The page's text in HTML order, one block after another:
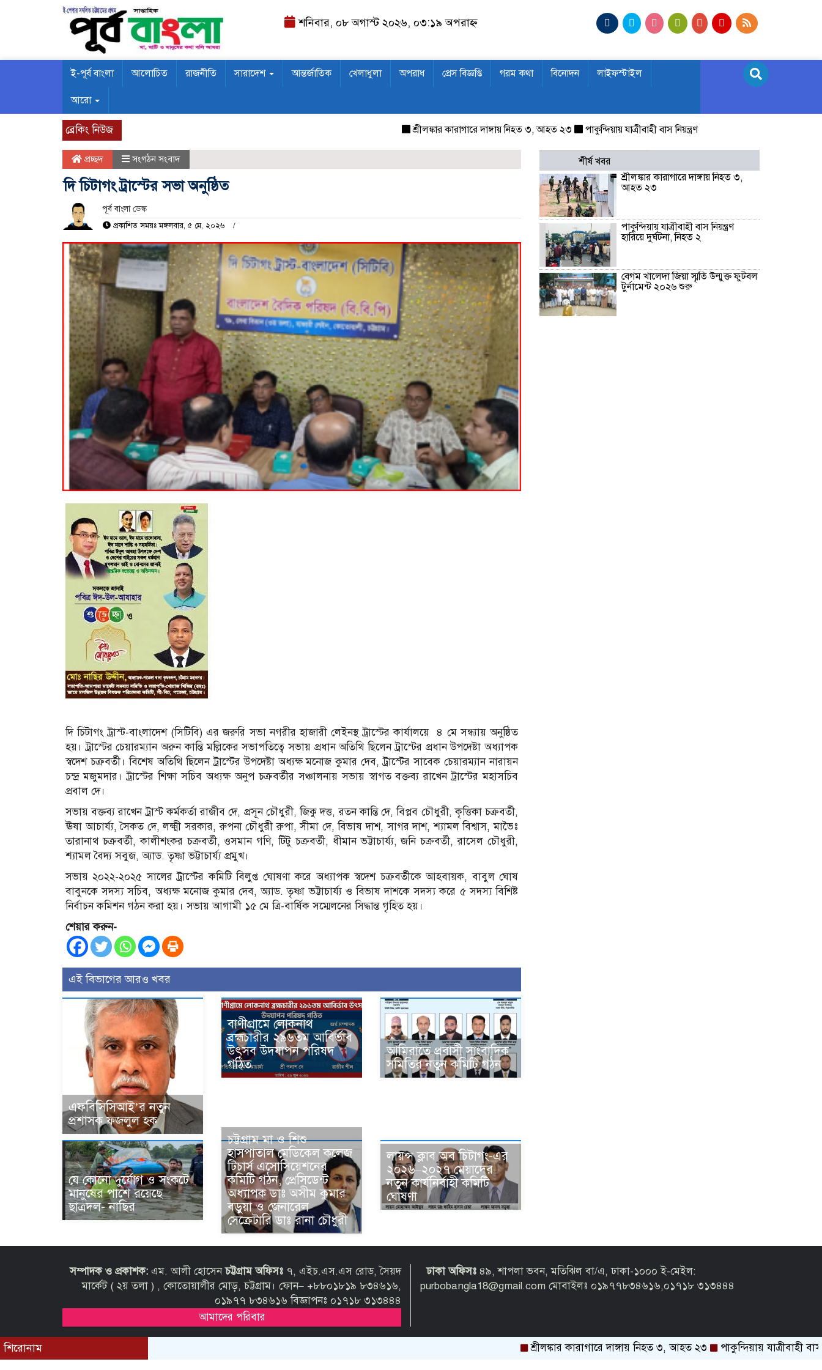
শনিবার, ০৮ অগাস্ট ২০২৬, ০৩:১৯ অপরাহ্ন
ই-পূর্ব বাংলা আলোচিত রাজনীতি সারাদেশ আন্তর্জাতিক খেলাধুলা অপরাধ প্রেস বিজ্ঞপ্তি গরম কথা বিনোদন লাইফস্টাইল
আরো
ব্রেকিং নিউজ শ্রীলঙ্কার কারাগারে দাঙ্গায় নিহত ৩, আহত ২৩ পাকুন্দিয়ায় যাত্রীবাহী বাস নিয়ন্ত্রণ হারিয়ে দুর্ঘটনা, নিহত ২
প্রচ্ছদ সংগঠন সংবাদ
দি চিটাগং ট্রাস্টের সভা অনুষ্ঠিত
পূর্ব বাংলা ডেস্ক
প্রকাশিত সময়ঃ মঙ্গলবার, ৫ মে, ২০২৬
দি চিটাগং ট্রাস্ট-বাংলাদেশ (সিটিবি) এর জরুরি সভা নগরীর হাজারী লেইনস্থ ট্রাস্টের কার্যালয়ে ৪ মে সন্ধ্যায় অনুষ্ঠিত
হয়। ট্রাস্টের চেয়ারম্যান অরুন কান্তি মল্লিকের সভাপতিত্বে সভায় প্রধান অতিথি ছিলেন ট্রাস্টের প্রধান উপদেষ্টা অধ্যাপক
স্বদেশ চক্রবর্তী। বিশেষ অতিথি ছিলেন ট্রাস্টের উপদেষ্টা অধ্যক্ষ মনোজ কুমার দেব, ট্রাস্টের সাবেক চেয়ারম্যান নারায়ন
চন্দ্র মজুমদার। ট্রাস্টের শিক্ষা সচিব অধ্যক্ষ অনুপ চক্রবর্তীর সঞ্চালনায় সভায় স্বাগত বক্তব্য রাখেন ট্রাস্টের মহাসচিব
প্রবাল দে।
সভায় বক্তব্য রাখেন ট্রাস্ট কর্মকর্তা রাজীব দে, প্রসূন চৌধুরী, জিকু দত্ত, রতন কান্তি দে, বিপ্লব চৌধুরী, কৃত্তিকা চক্রবর্তী,
ঊষা আচার্য্য, সৈকত দে, লক্ষ্মী সরকার, রুপনা চৌধুরী রুপা, সীমা দে, বিভাষ দাশ, সাগর দাশ, শ্যামল বিশ্বাস, মাভৈঃ
তারানাথ চক্রবর্তী, কালীশংকর চক্রবর্তী, ওসমান গণি, টিটু চক্রবর্তী, ধীমান ভট্টাচার্য্য, জনি চক্রবর্তী, রাসেল চৌধুরী,
শ্যামল বৈদ্য সবুজ, অ্যাড. তৃষ্ণা ভট্টাচার্য্য প্রমুখ।
সভায় ২০২২-২০২৫ সালের ট্রাস্টের কমিটি বিলুপ্ত ঘোষণা করে অধ্যাপক স্বদেশ চক্রবর্তীকে আহবায়ক, বাবুল ঘোষ
বাবুনকে সদস্য সচিব, অধ্যক্ষ মনোজ কুমার দেব, অ্যাড. তৃষ্ণা ভট্টাচার্য্য ও বিভাষ দাশকে সদস্য করে ৫ সদস্য বিশিষ্ট
নির্বাচন কমিশন গঠন করা হয়। সভায় আগামী ১৫ মে ত্রি-বার্ষিক সম্মেলনের সিদ্ধান্ত গৃহিত হয়।
শেয়ার করুন-
এই বিভাগের আরও খবর
এফবিসিসিআই’র নতুন
প্রশাসক ফজলুল হক
বাণীগ্রামে লোকনাথ
ব্রহ্মচারীর ২৯৬তম আবির্ভাব
উৎসব উদযাপন পরিষদ
গঠিত
আমিরাতে প্রবাসী সাংবাদিক
সমিতির নতুন কমিটি গঠন
যে কোনো দুর্যোগ ও সংকটে
মানুষের পাশে রয়েছে
ছাত্রদল- নাছির
চট্টগ্রাম মা ও শিশু
হাসপাতাল মেডিকেল কলেজ
টিচার্স এসোসিয়েশনের
কমিটি গঠন, প্রেসিডেন্ট
অধ্যাপক ডাঃ অসীম কুমার
বড়ুয়া ও জেনারেল
সেক্রেটারি ডাঃ রানা চৌধুরী
লায়ন্স ক্লাব অব চিটাগং-এর
২০২৬–২০২৭ মেয়াদের
নতুন কার্যনির্বাহী কমিটি
ঘোষণা
শীর্ষ খবর
শ্রীলঙ্কার কারাগারে দাঙ্গায় নিহত ৩,
আহত ২৩
পাকুন্দিয়ায় যাত্রীবাহী বাস নিয়ন্ত্রণ
হারিয়ে দুর্ঘটনা, নিহত ২
বেগম খালেদা জিয়া স্মৃতি উন্মুক্ত ফুটবল
টুর্নামেন্ট ২০২৬ শুরু
সম্পাদক ও প্রকাশক: এম. আলী হোসেনচট্টগ্রাম অফিসঃ ৭, এইচ.এস.এস রোড, সৈয়দ
মার্কেট ( ২য় তলা ) , কোতোয়ালীর মোড়, চট্টগ্রাম। ফোন– +৮৮০১৮১৯ ৮৩৪৬১৬,
০১৯৭৭ ৮৩৪৬১৬ বিজ্ঞাপনঃ ০১৭১৮ ৩১৩৪৪৪
আমাদের পরিবার
ঢাকা অফিসঃ ৪৯, শাপলা ভবন, মতিঝিল বা/এ, ঢাকা-১০০০ ই-মেইল:
purbobangla18@gmail.com মোবাইলঃ ০১৯৭৭৮৩৪৬১৬,০১৭১৮ ৩১৩৪৪৪
শিরোনাম শ্রীলঙ্কার কারাগারে দাঙ্গায় নিহত ৩, আহত ২৩ পাকুন্দিয়ায় যাত্রীবাহী বাস